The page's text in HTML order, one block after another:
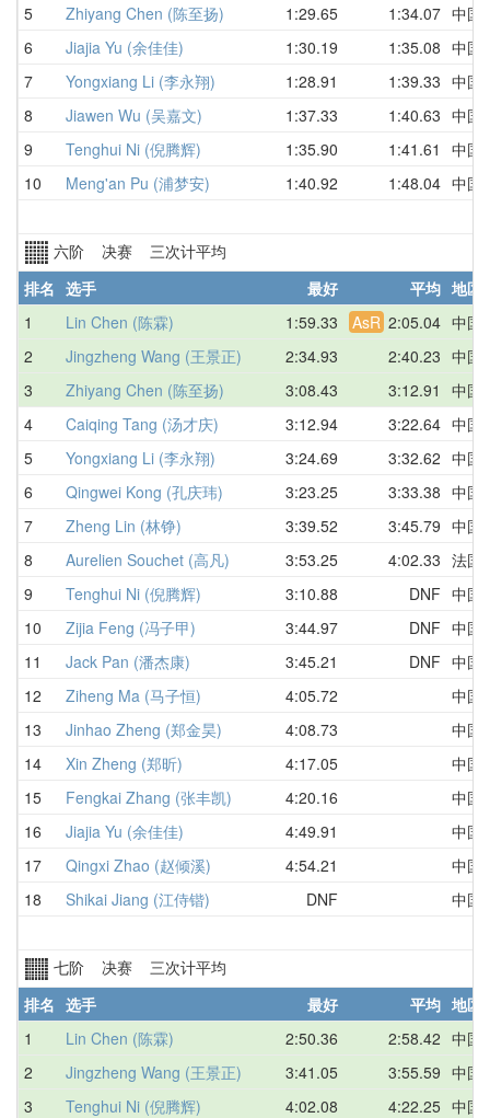
5
Zhiyang Chen (陈至扬) 1:29.65 1:34.07 中国
6
Jiajia Yu (余佳佳) 1:30.19 1:35.08 中国
7
Yongxiang Li (李永翔) 1:28.91 1:39.33 中国
8
Jiawen Wu (吴嘉文) 1:37.33 1:40.63 中国
9
Tenghui Ni (倪腾辉) 1:35.90 1:41.61
中国
10
Meng'an Pu (浦梦安) 1:40.92 1:48.04 中国
六阶 决赛 三次计平均
排名 选手 最好 平均 地区
1
Lin Chen (陈霖) 1:59.33 AsR 2:05.04 中国
2
Jingzheng Wang (王景正) 2:34.93 2:40.23 中国
3
Zhiyang Chen (陈至扬) 3:08.43 3:12.91
中国
4
Caiqing Tang (汤才庆) 3:12.94 3:22.64 中国
5
Yongxiang Li (李永翔) 3:24.69 3:32.62 中国
6
Qingwei Kong (孔庆玮) 3:23.25 3:33.38 中国
7
Zheng Lin (林铮) 3:39.52 3:45.79 中国
8
Aurelien Souchet (高凡) 3:53.25 4:02.33 法国
9
Tenghui Ni (倪腾辉) 3:10.88 DNF 中国
10
Zijia Feng (冯子甲) 3:44.97 DNF 中国
11
Jack Pan (潘杰康) 3:45.21 DNF 中国
12
Ziheng Ma (马子恒) 4:05.72
中国
13
Jinhao Zheng (郑金昊) 4:08.73
中国
14
Xin Zheng (郑昕) 4:17.05
中国
15
Fengkai Zhang (张丰凯) 4:20.16
中国
16
Jiajia Yu (余佳佳) 4:49.91
中国
17
Qingxi Zhao (赵倾溪) 4:54.21
中国
18
Shikai Jiang (江侍锴) DNF 中国
七阶 决赛 三次计平均
排名 选手 最好 平均 地区
1
Lin Chen (陈霖) 2:50.36 2:58.42 中国
2
Jingzheng Wang (王景正) 3:41.05 3:55.59 中国
3
Tenghui Ni (倪腾辉) 4:02.08 4:22.25 中国